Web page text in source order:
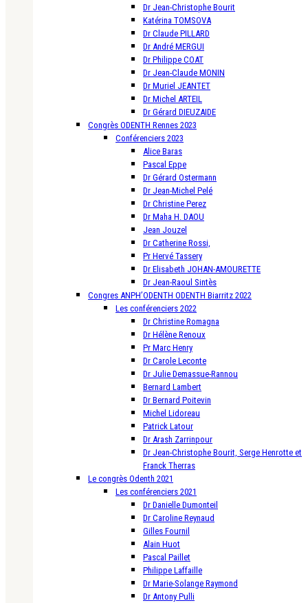
Dr Jean-Christophe Bourit
Katérina TOMSOVA
Dr Claude PILLARD
Dr André MERGUI
Dr Philippe COAT
Dr Jean-Claude MONIN
Dr Muriel JEANTET
Dr Michel ARTEIL
Dr Gérard DIEUZAIDE
Congrès ODENTH Rennes 2023
Conférenciers 2023
Alice Baras
Pascal Eppe
Dr Gérard Ostermann
Dr Jean-Michel Pelé
Dr Christine Perez
Dr Maha H. DAOU
Jean Jouzel
Dr Catherine Rossi,
Pr Hervé Tassery
Dr Elisabeth JOHAN-AMOURETTE
Dr Jean-Raoul Sintès
Congres ANPH’ODENTH ODENTH Biarritz 2022
Les conférenciers 2022
Dr Christine Romagna
Dr Hélène Renoux
Pr Marc Henry
Dr Carole Leconte
Dr Julie Demassue-Rannou
Bernard Lambert
Dr Bernard Poitevin
Michel Lidoreau
Patrick Latour
Dr Arash Zarrinpour
Dr Jean-Christophe Bourit, Serge Henrotte et
Franck Therras
Le congrès Odenth 2021
Les conférenciers 2021
Dr Danielle Dumonteil
Dr Caroline Reynaud
Gilles Fournil
Alain Huot
Pascal Paillet
Philippe Laffaille
Dr Marie-Solange Raymond
Dr Antony Pulli